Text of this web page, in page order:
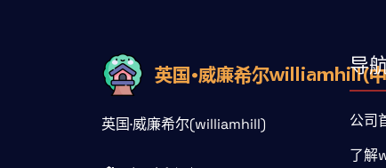
英国·威廉希尔(williamhill)
导
公司
了解